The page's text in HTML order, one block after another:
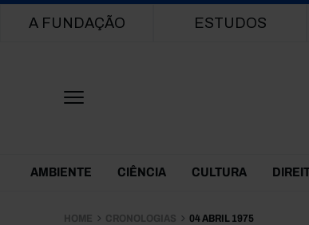
Main navigation
A FUNDAÇÃO ESTUDOS
Themes Menu
AMBIENTE CIÊNCIA CULTURA
HOME CRONOLOGIAS 04 ABRIL 1975